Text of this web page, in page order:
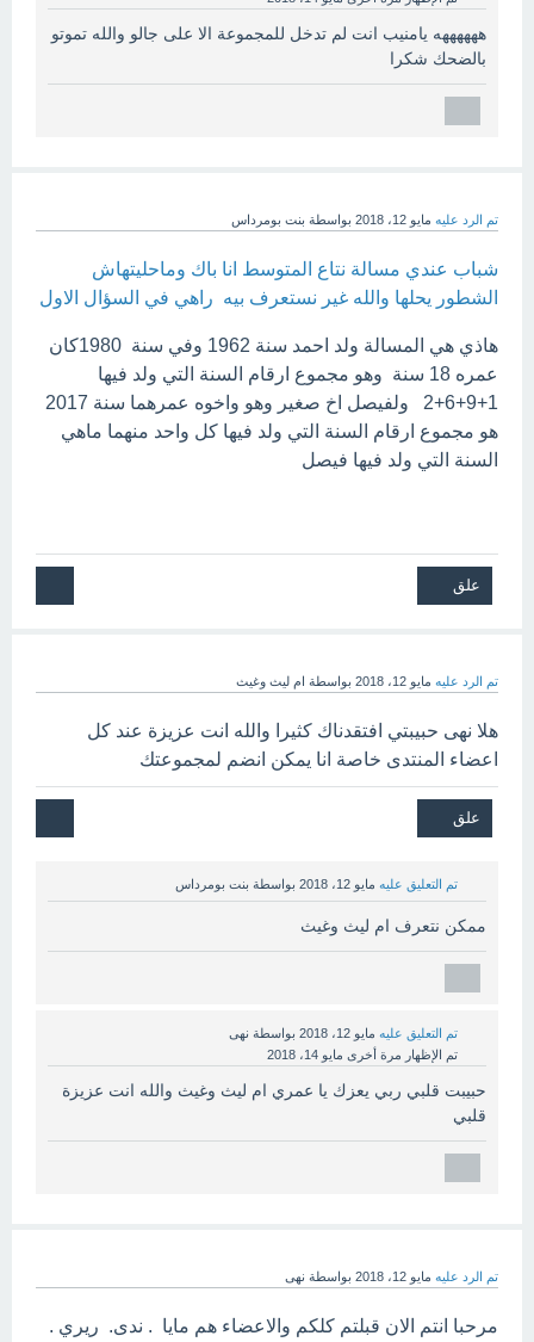
ههههههه يامنيب انت لم تدخل للمجموعة الا على جالو والله تموتو
بالضحك شكرا
تم الرد عليه مايو 12، 2018 بواسطة بنت بومرداس
شباب عندي مسالة نتاع المتوسط انا باك وماحليتهاش
الشطور يحلها والله غير نستعرف بيه راهي في السؤال الاول
هاذي هي المسالة ولد احمد سنة 1962 وفي سنة 1980كان
عمره 18 سنة وهو مجموع ارقام السنة التي ولد فيها
1+9+6+2 ولفيصل اخ صغير وهو واخوه عمرهما سنة 2017
هو مجموع ارقام السنة التي ولد فيها كل واحد منهما ماهي
السنة التي ولد فيها فيصل
تم الرد عليه مايو 12، 2018 بواسطة ام ليث وغيث
هلا نهى حبيبتي افتقدناك كثيرا والله انت عزيزة عند كل
اعضاء المنتدى خاصة انا يمكن انضم لمجموعتك
تم التعليق عليه مايو 12، 2018 بواسطة بنت بومرداس
ممكن نتعرف ام ليث وغيث
تم التعليق عليه مايو 12، 2018 بواسطة نهى
تم الإظهار مرة أخرى مايو 14، 2018
حبيبت قلبي ربي يعزك يا عمري ام ليث وغيث والله انت عزيزة
قلبي
تم الرد عليه مايو 12، 2018 بواسطة نهى
مرحبا انتم الان قبلتم كلكم والاعضاء هم مايا . ندى. ريري .